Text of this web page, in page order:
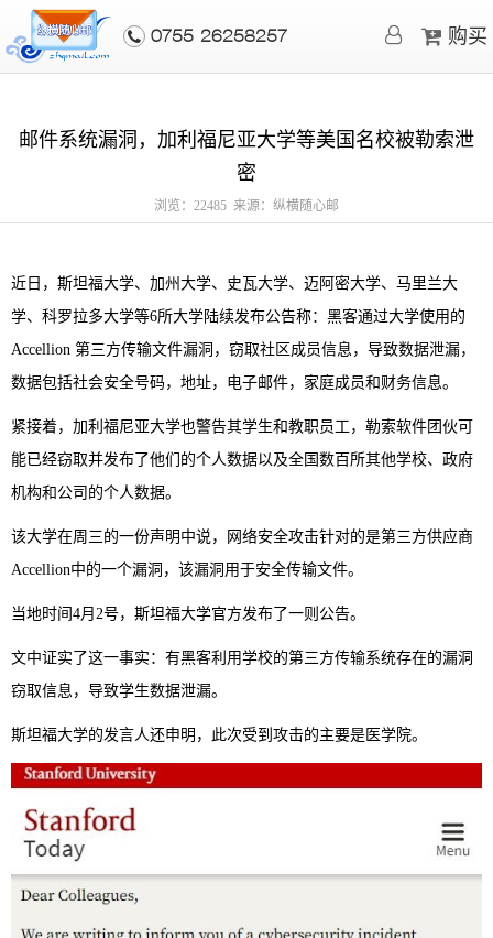
0755-26258257 购买
邮件系统漏洞，加利福尼亚大学等美国名校被勒索泄
密
浏览：22485 来源：纵横随心邮
近日，斯坦福大学、加州大学、史瓦大学、迈阿密大学、马里兰大
学、科罗拉多大学等6所大学陆续发布公告称：黑客通过大学使用的
Accellion 第三方传输文件漏洞，窃取社区成员信息，导致数据泄漏，
数据包括社会安全号码，地址，电子邮件，家庭成员和财务信息。
紧接着，加利福尼亚大学也警告其学生和教职员工，勒索软件团伙可
能已经窃取并发布了他们的个人数据以及全国数百所其他学校、政府
机构和公司的个人数据。
该大学在周三的一份声明中说，网络安全攻击针对的是第三方供应商
Accellion中的一个漏洞，该漏洞用于安全传输文件。
当地时间4月2号，斯坦福大学官方发布了一则公告。
文中证实了这一事实：有黑客利用学校的第三方传输系统存在的漏洞
窃取信息，导致学生数据泄漏。
斯坦福大学的发言人还申明，此次受到攻击的主要是医学院。